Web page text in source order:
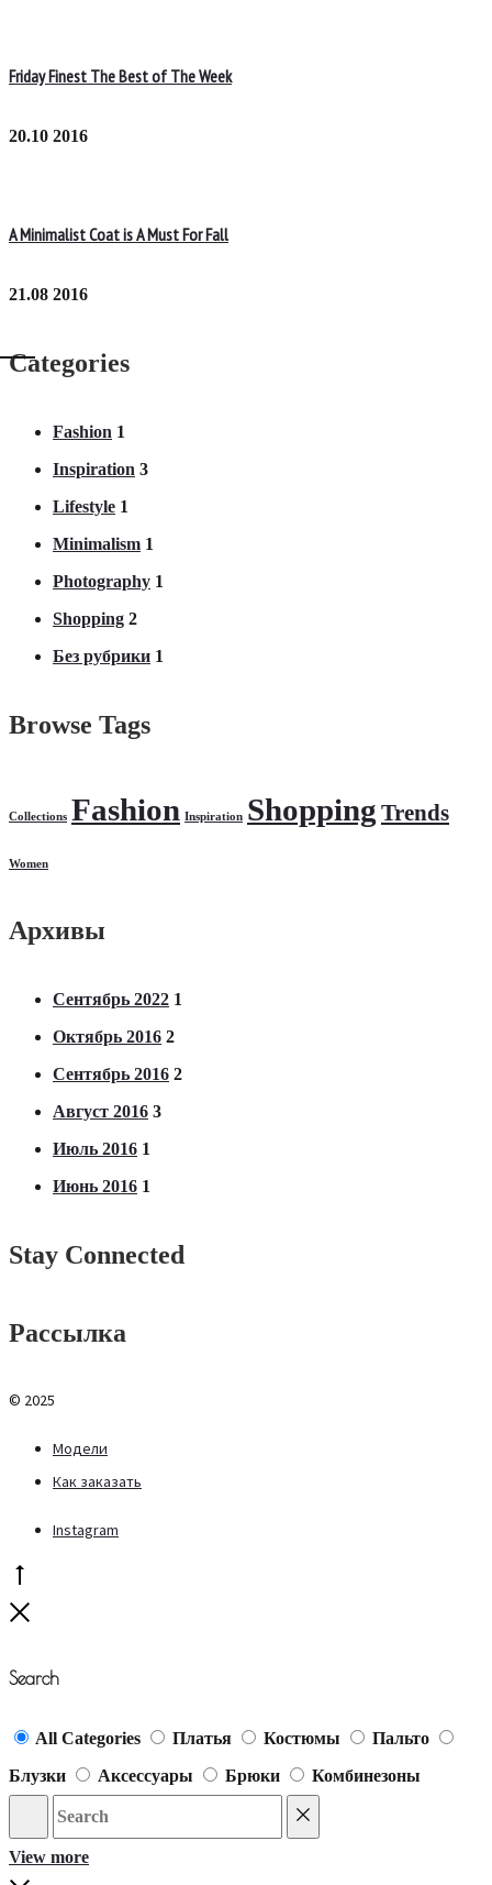
Friday Finest The Best of The Week
20.10 2016
A Minimalist Coat is A Must For Fall
21.08 2016
Categories
Fashion 1
Inspiration 3
Lifestyle 1
Minimalism 1
Photography 1
Shopping 2
Без рубрики 1
Browse Tags
Collections Fashion Inspiration Shopping Trends
Women
Архивы
Сентябрь 2022 1
Октябрь 2016 2
Сентябрь 2016 2
Август 2016 3
Июль 2016 1
Июнь 2016 1
Stay Connected
Рассылка
© 2025
Модели
Как заказать
Instagram
Search
All Categories Платья Костюмы
Пальто
Блузки
Аксессуары Брюки Комбинезоны
Search
View more